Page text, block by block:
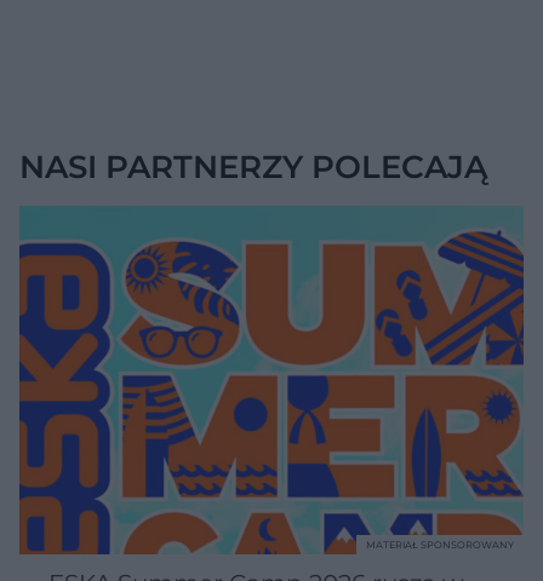
NASI PARTNERZY POLECAJĄ
MATERIAŁ SPONSOROWANY